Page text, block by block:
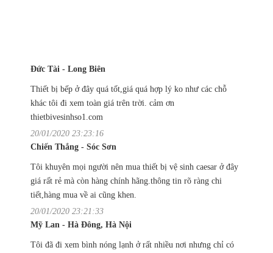
Đức Tài - Long Biên
Thiết bị bếp ở đây quá tốt,giá quá hợp lý ko như các chỗ
khác tôi đi xem toàn giá trên trời. cảm ơn
thietbivesinhso1.com
20/01/2020 23:23:16
Chiến Thắng - Sóc Sơn
Tôi khuyên mọi người nên mua thiết bị vệ sinh caesar ở đây
giá rất rẻ mà còn hàng chính hãng.thông tin rõ ràng chi
tiết,hàng mua về ai cũng khen.
20/01/2020 23:21:33
Mỹ Lan - Hà Đông, Hà Nội
Tôi đã đi xem bình nóng lạnh ở rất nhiều nơi nhưng chỉ có